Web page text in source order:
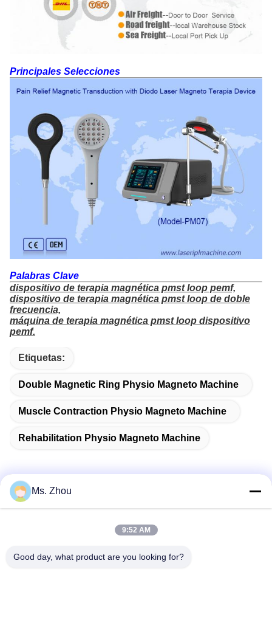
Principales Selecciones
Palabras Clave
dispositivo de terapia magnética pmst loop pemf,
dispositivo de terapia magnética pmst loop de doble
frecuencia,
máquina de terapia magnética pmst loop dispositivo
pemf.
Etiquetas:
Double Magnetic Ring Physio Magneto Machine
Muscle Contraction Physio Magneto Machine
Rehabilitation Physio Magneto Machine
Camino de No.58 Dazhuang, calle de TianGongYuan,
Ms. Zhou
9:52 AM
Good day, what product are you looking for?